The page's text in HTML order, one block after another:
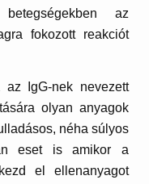
az
fokozott reakciót
IgG-nek nevezett
olyan anyagok
néha súlyos
eset is amikor a
el ellenanyagot